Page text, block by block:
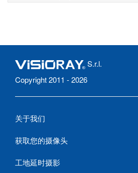
S.r.l.
Copyright 2011 - 2026
关于我们
获取您的摄像头
工地延时摄影